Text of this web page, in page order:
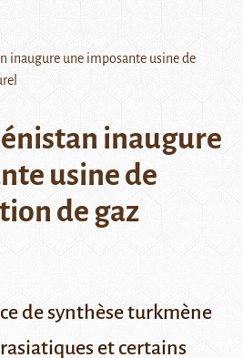
inaugure une imposante usine de
inaugure
usine de
de gaz
de synthèse turkmène
et certains